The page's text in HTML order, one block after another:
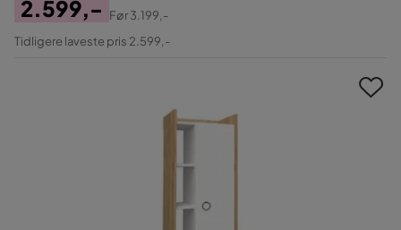
Pris
2.599,-
Original
Før3.199,-
Tidligere laveste pris 2.599,-